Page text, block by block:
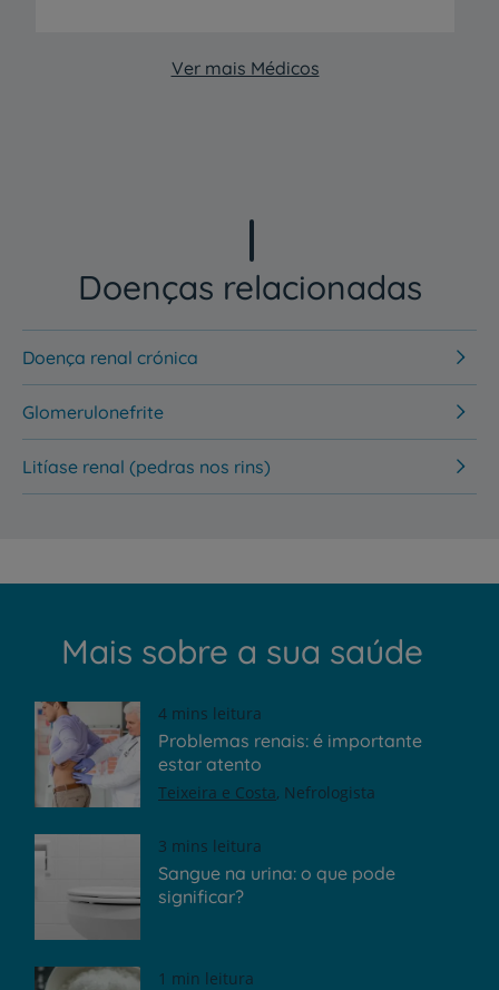
Ver mais Médicos
Doenças relacionadas
Doença renal crónica
Glomerulonefrite
Litíase renal (pedras nos rins)
Mais sobre a sua saúde
4 mins leitura
Problemas renais: é importante
estar atento
Teixeira e Costa Nefrologista
3 mins leitura
Sangue na urina: o que pode
significar?
1 min leitura